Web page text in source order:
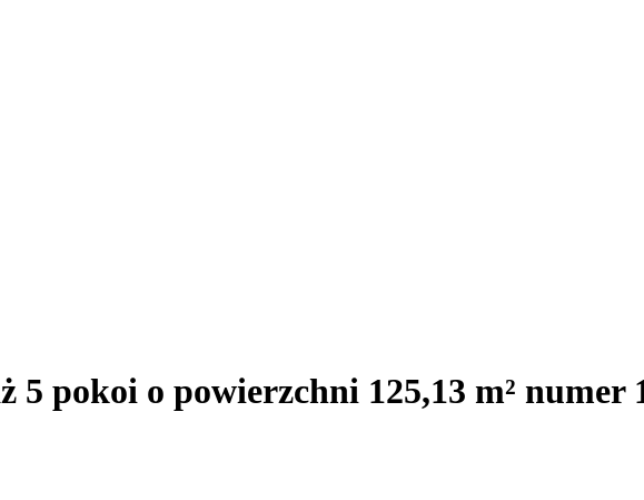
5 pokoi o powierzchni 125,13 m² numer